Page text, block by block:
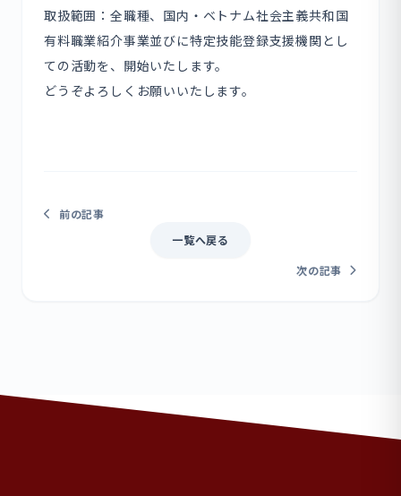
取扱範囲：全職種、国内・ベトナム社会主義共和国
有料職業紹介事業並びに特定技能登録支援機関とし
ての活動を、開始いたします。
どうぞよろしくお願いいたします。
前の記事
一覧へ戻る
次の記事